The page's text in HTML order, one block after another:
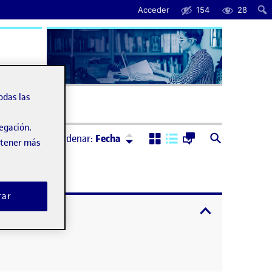
Acceder 154 28
Ordenar: Fecha Ordenar:Descendente
las
más